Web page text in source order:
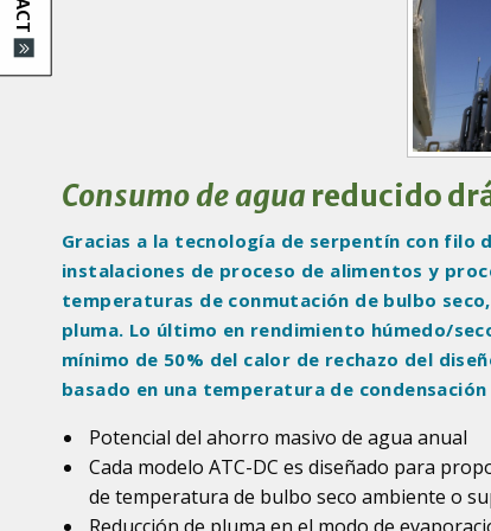
a
g
e
s
Consumo de agua reducido
Gracias a la tecnología de serpentín con filo
instalaciones de proceso de alimentos y
temperaturas de conmutación de bulbo
pluma. Lo último en rendimiento húmedo/
mínimo de 50% del calor de rechazo del
basado en una temperatura de condensación
Potencial del ahorro masivo de agua anual
Cada modelo ATC-DC es diseñado para
de temperatura de bulbo seco ambiente o